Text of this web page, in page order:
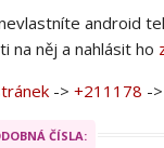
android
na něj a nahlásit ho
-> +211178 ->
ČÍSLA: